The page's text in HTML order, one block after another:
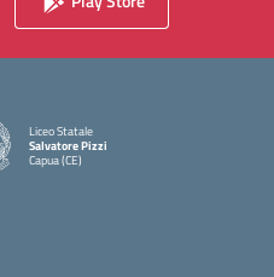
Liceo Statale
Salvatore Pizzi
Capua (CE)
— Visita la pagina iniziale della scuola